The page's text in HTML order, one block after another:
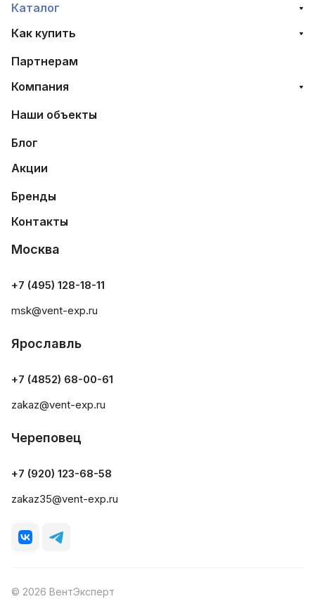
Каталог
Как купить
Партнерам
Компания
Наши объекты
Блог
Акции
Бренды
Контакты
Москва
+7 (495) 128-18-11
msk@vent-exp.ru
Ярославль
+7 (4852) 68-00-61
zakaz@vent-exp.ru
Череповец
+7 (920) 123-68-58
zakaz35@vent-exp.ru
© 2026 ВентЭксперт